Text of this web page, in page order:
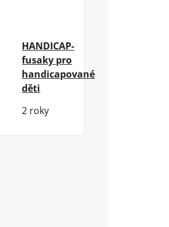
HANDICAP-
fusaky pro
handicapované
děti
2 roky